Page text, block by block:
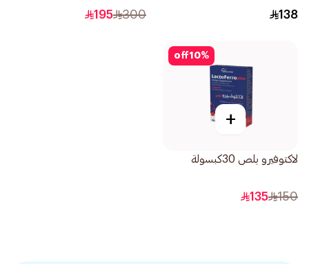
138
300
195
10%
off
+
لاكتوفيرو بلص 30كبسولة
150
135